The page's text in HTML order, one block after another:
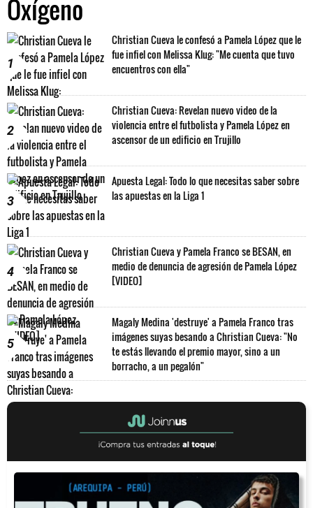
Oxígeno
1
Christian Cueva le confesó a Pamela López que le
fue infiel con Melissa Klug: "Me cuenta que tuvo
encuentros con ella"
2
Christian Cueva: Revelan nuevo video de la
violencia entre el futbolista y Pamela López en
ascensor de un edificio en Trujillo
3
Apuesta Legal: Todo lo que necesitas saber sobre
las apuestas en la Liga 1
4
Christian Cueva y Pamela Franco se BESAN, en
medio de denuncia de agresión de Pamela López
[VIDEO]
5
Magaly Medina 'destruye' a Pamela Franco tras
imágenes suyas besando a Christian Cueva: "No
te estás llevando el premio mayor, sino a un
borracho, a un pegalón"